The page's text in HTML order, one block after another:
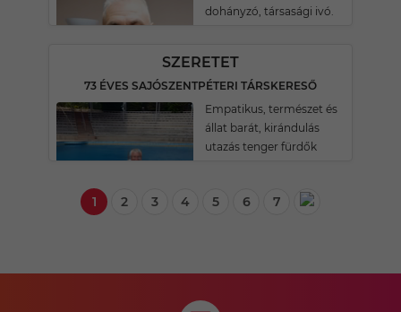
dohányzó, társasági ivó.
SZERETET
73 ÉVES SAJÓSZENTPÉTERI TÁRSKERESŐ
Empatikus, természet és
állat barát, kirándulás
utazás tenger fürdők
1 2 3 4 5 6 7